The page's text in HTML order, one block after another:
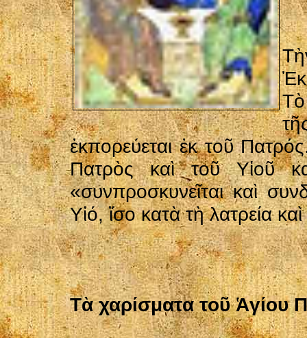
ἐκπορεύεται ἐκ τοῦ
Πατρὸς καὶ τοῦ Υἱοῦ
«συνπροσκυνεῖται καὶ
Υἱό, ἴσο κατὰ τὴ λατρεία
Τὰ χαρίσματα τοῦ Ἁγίου